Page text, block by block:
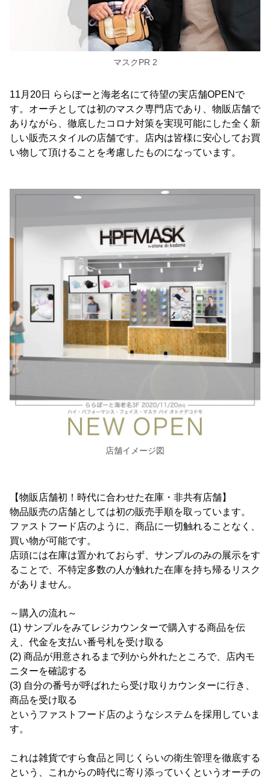
マスクPR 2
11月20日 ららぽーと海老名にて待望の実店舗OPENで
す。オーチとしては初のマスク専門店であり、物販店舗で
ありながら、徹底したコロナ対策を実現可能にした全く新
しい販売スタイルの店舗です。店内は皆様に安心してお買
い物して頂けることを考慮したものになっています。
店舗イメージ図
【物販店舗初！時代に合わせた在庫・非共有店舗】
物品販売の店舗としては初の販売手順を取っています。
ファストフード店のように、商品に一切触れることなく、
買い物が可能です。
店頭には在庫は置かれておらず、サンプルのみの展示をす
ることで、不特定多数の人が触れた在庫を持ち帰るリスク
がありません。
～購入の流れ～
(1) サンプルをみてレジカウンターで購入する商品を伝
え、代金を支払い番号札を受け取る
(2) 商品が用意されるまで列から外れたところで、店内モ
ニターを確認する
(3) 自分の番号が呼ばれたら受け取りカウンターに行き、
商品を受け取る
というファストフード店のようなシステムを採用していま
す。
これは雑貨ですら食品と同じくらいの衛生管理を徹底する
という、これからの時代に寄り添っていくというオーチの